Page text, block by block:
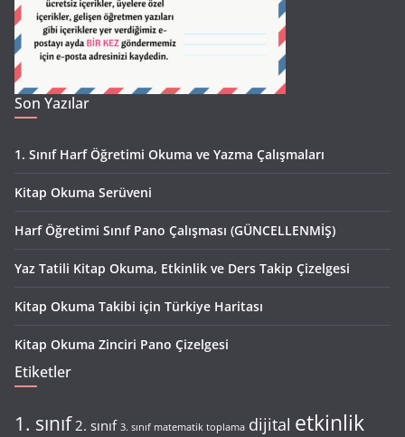
Son Yazılar
1. Sınıf Harf Öğretimi Okuma ve Yazma Çalışmaları
Kitap Okuma Serüveni
Harf Öğretimi Sınıf Pano Çalışması (GÜNCELLENMİŞ)
Yaz Tatili Kitap Okuma, Etkinlik ve Ders Takip Çizelgesi
Kitap Okuma Takibi için Türkiye Haritası
Kitap Okuma Zinciri Pano Çizelgesi
Etiketler
1. sınıf 2. sınıf 3. sınıf matematik toplama dijital etkinlik